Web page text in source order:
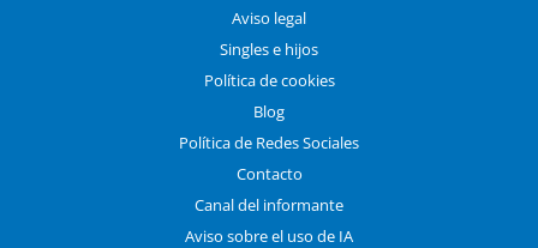
Aviso legal
Singles e hijos
Política de cookies
Blog
Política de Redes Sociales
Contacto
Canal del informante
Aviso sobre el uso de IA